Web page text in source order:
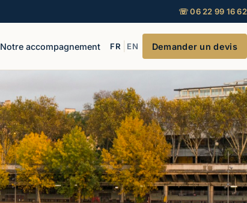
☏ 06 22 99 16 62
Notre accompagnement FR EN Demander un devis